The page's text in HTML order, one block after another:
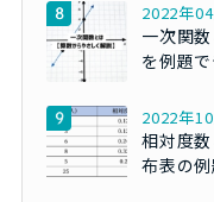
2022年
一次関
を例題
2022年
相対度
布表の例